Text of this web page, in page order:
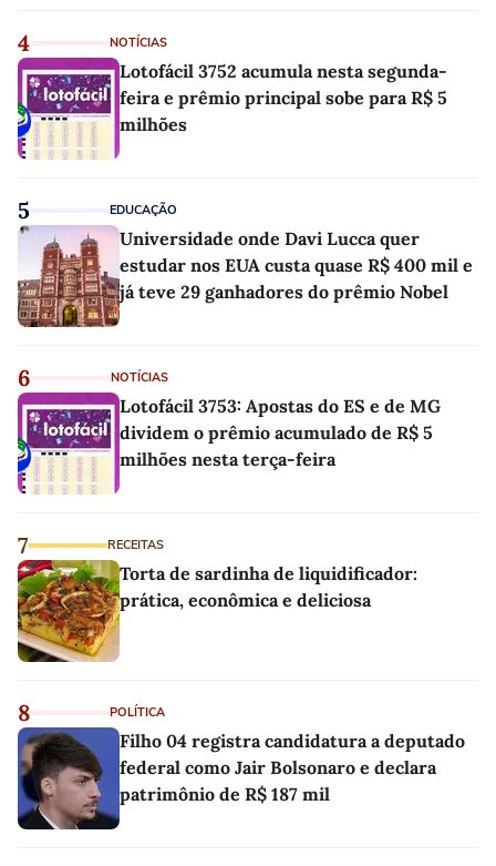
4 NOTÍCIAS
Lotofácil 3752 acumula nesta segunda-
feira e prêmio principal sobe para R$ 5
milhões
5 EDUCAÇÃO
Universidade onde Davi Lucca quer
estudar nos EUA custa quase R$ 400 mil e
já teve 29 ganhadores do prêmio Nobel
6 NOTÍCIAS
Lotofácil 3753: Apostas do ES e de MG
dividem o prêmio acumulado de R$ 5
milhões nesta terça-feira
7 RECEITAS
Torta de sardinha de liquidificador:
prática, econômica e deliciosa
8 POLÍTICA
Filho 04 registra candidatura a deputado
federal como Jair Bolsonaro e declara
patrimônio de R$ 187 mil